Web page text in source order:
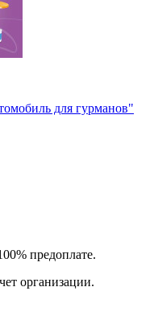
для гурманов"
предоплате.
организации.